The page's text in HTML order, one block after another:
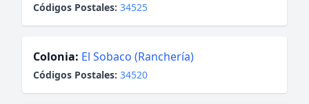
Códigos Postales: 34525
Colonia: El Sobaco (Ranchería)
Códigos Postales: 34520